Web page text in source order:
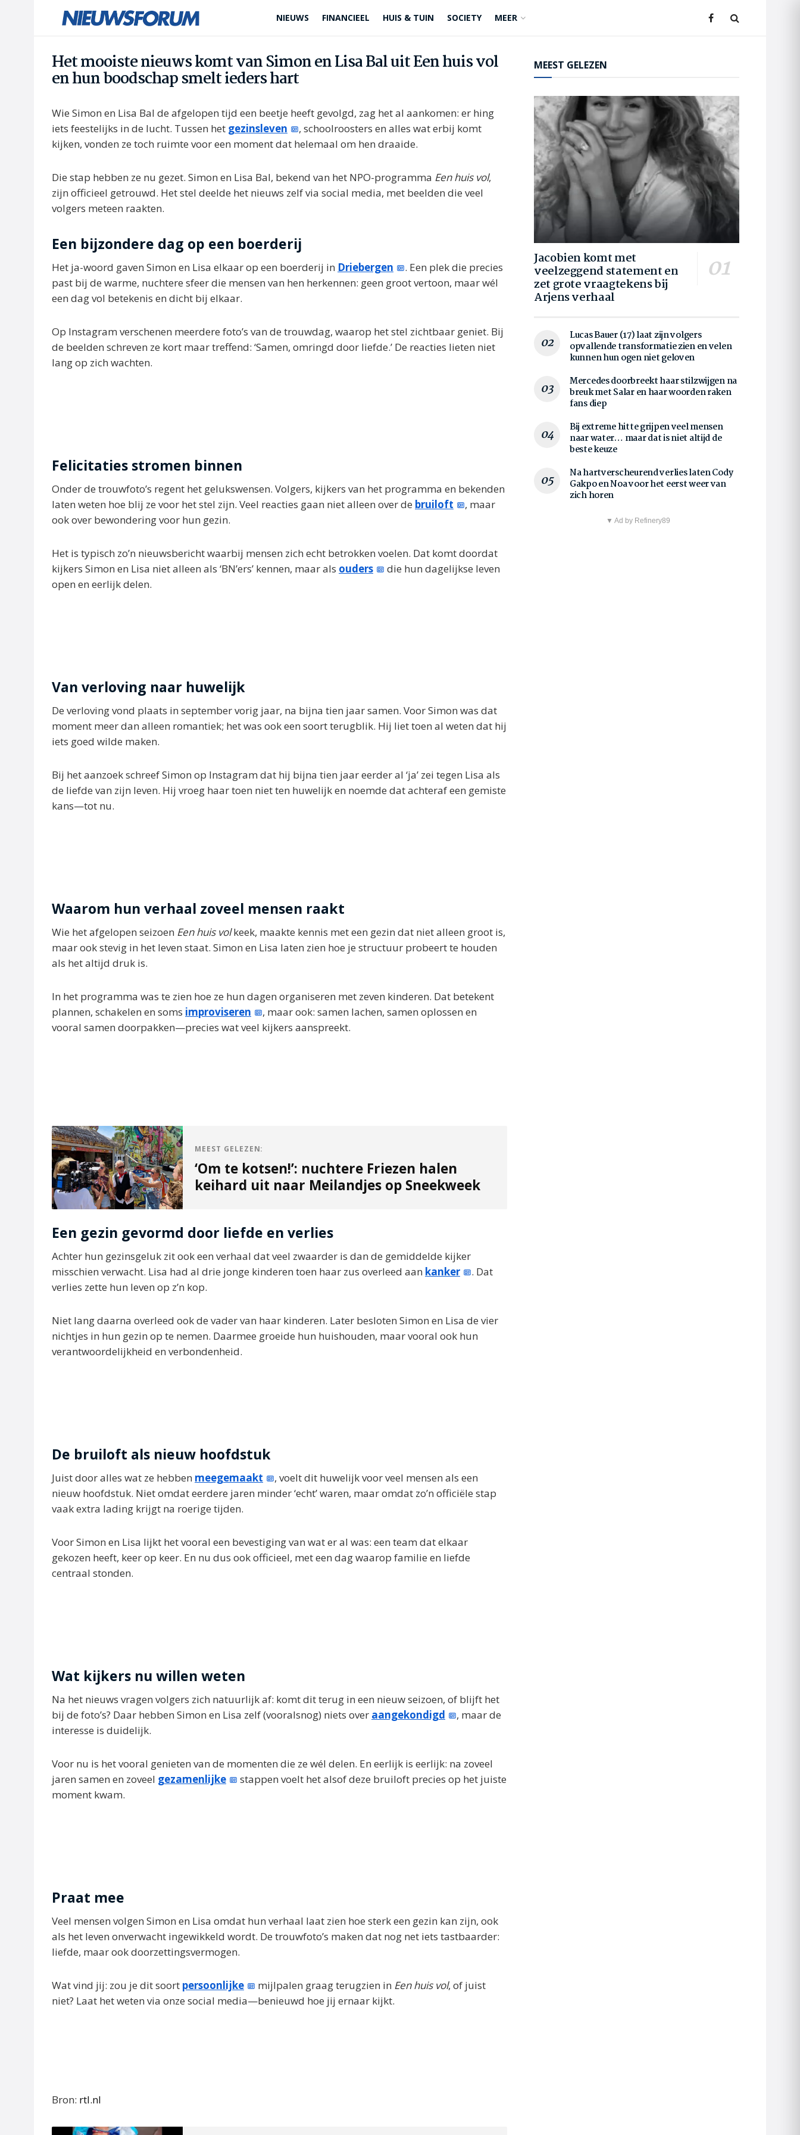
NIEUWS FINANCIEEL HUIS & TUIN SOCIETY MEER
Het mooiste nieuws komt van Simon en Lisa Bal uit Een huis vol
en hun boodschap smelt ieders hart
Wie Simon en Lisa Bal de afgelopen tijd een beetje heeft gevolgd, zag het al aankomen: er hing
iets feestelijks in de lucht. Tussen het gezinsleven
, schoolroosters en alles wat erbij komt
kijken, vonden ze toch ruimte voor een moment dat helemaal om hen draaide.
Die stap hebben ze nu gezet. Simon en Lisa Bal, bekend van het NPO-programma Een huis vol,
zijn officieel getrouwd. Het stel deelde het nieuws zelf via social media, met beelden die veel
volgers meteen raakten.
Een bijzondere dag op een boerderij
Het ja-woord gaven Simon en Lisa elkaar op een boerderij in Driebergen
. Een plek die precies
past bij de warme, nuchtere sfeer die mensen van hen herkennen: geen groot vertoon, maar wél
een dag vol betekenis en dicht bij elkaar.
Op Instagram verschenen meerdere foto’s van de trouwdag, waarop het stel zichtbaar geniet. Bij
de beelden schreven ze kort maar treffend: ‘Samen, omringd door liefde.’ De reacties lieten niet
lang op zich wachten.
Felicitaties stromen binnen
Onder de trouwfoto’s regent het gelukswensen. Volgers, kijkers van het programma en bekenden
laten weten hoe blij ze voor het stel zijn. Veel reacties gaan niet alleen over de bruiloft
, maar
ook over bewondering voor hun gezin.
Het is typisch zo’n nieuwsbericht waarbij mensen zich echt betrokken voelen. Dat komt doordat
kijkers Simon en Lisa niet alleen als ‘BN’ers’ kennen, maar als ouders
die hun dagelijkse leven
open en eerlijk delen.
Van verloving naar huwelijk
De verloving vond plaats in september vorig jaar, na bijna tien jaar samen. Voor Simon was dat
moment meer dan alleen romantiek; het was ook een soort terugblik. Hij liet toen al weten dat hij
iets goed wilde maken.
Bij het aanzoek schreef Simon op Instagram dat hij bijna tien jaar eerder al ‘ja’ zei tegen Lisa als
de liefde van zijn leven. Hij vroeg haar toen niet ten huwelijk en noemde dat achteraf een gemiste
kans—tot nu.
Waarom hun verhaal zoveel mensen raakt
Wie het afgelopen seizoen Een huis volkeek, maakte kennis met een gezin dat niet alleen groot is,
maar ook stevig in het leven staat. Simon en Lisa laten zien hoe je structuur probeert te houden
als het altijd druk is.
In het programma was te zien hoe ze hun dagen organiseren met zeven kinderen. Dat betekent
plannen, schakelen en soms improviseren
, maar ook: samen lachen, samen oplossen en
vooral samen doorpakken—precies wat veel kijkers aanspreekt.
MEEST GELEZEN:
‘Om te kotsen!’: nuchtere Friezen halen
keihard uit naar Meilandjes op Sneekweek
Een gezin gevormd door liefde en verlies
Achter hun gezinsgeluk zit ook een verhaal dat veel zwaarder is dan de gemiddelde kijker
misschien verwacht. Lisa had al drie jonge kinderen toen haar zus overleed aan kanker
. Dat
verlies zette hun leven op z’n kop.
Niet lang daarna overleed ook de vader van haar kinderen. Later besloten Simon en Lisa de vier
nichtjes in hun gezin op te nemen. Daarmee groeide hun huishouden, maar vooral ook hun
verantwoordelijkheid en verbondenheid.
De bruiloft als nieuw hoofdstuk
Juist door alles wat ze hebben meegemaakt
, voelt dit huwelijk voor veel mensen als een
nieuw hoofdstuk. Niet omdat eerdere jaren minder ‘echt’ waren, maar omdat zo’n officiële stap
vaak extra lading krijgt na roerige tijden.
Voor Simon en Lisa lijkt het vooral een bevestiging van wat er al was: een team dat elkaar
gekozen heeft, keer op keer. En nu dus ook officieel, met een dag waarop familie en liefde
centraal stonden.
Wat kijkers nu willen weten
Na het nieuws vragen volgers zich natuurlijk af: komt dit terug in een nieuw seizoen, of blijft het
bij de foto’s? Daar hebben Simon en Lisa zelf (vooralsnog) niets over aangekondigd
, maar de
interesse is duidelijk.
Voor nu is het vooral genieten van de momenten die ze wél delen. En eerlijk is eerlijk: na zoveel
jaren samen en zoveel gezamenlijke
stappen voelt het alsof deze bruiloft precies op het juiste
moment kwam.
Praat mee
Veel mensen volgen Simon en Lisa omdat hun verhaal laat zien hoe sterk een gezin kan zijn, ook
als het leven onverwacht ingewikkeld wordt. De trouwfoto’s maken dat nog net iets tastbaarder:
liefde, maar ook doorzettingsvermogen.
Wat vind jij: zou je dit soort persoonlijke mijlpalen graag terugzien in Een huis vol, of juist
niet? Laat het weten via onze social media—benieuwd hoe jij ernaar kijkt.
Bron: rtl.nl
MEEST GELEZEN
Jacobien komt met
veelzeggend statement en
zet grote vraagtekens bij
Arjens verhaal
Lucas Bauer (17) laat zijn volgers
opvallende transformatie zien en velen
kunnen hun ogen niet geloven
Mercedes doorbreekt haar stilzwijgen na
breuk met Salar en haar woorden raken
fans diep
Bij extreme hitte grijpen veel mensen
naar water… maar dat is niet altijd de
beste keuze
Na hartverscheurend verlies laten Cody
Gakpo en Noa voor het eerst weer van
zich horen
▼ Ad by Refinery89